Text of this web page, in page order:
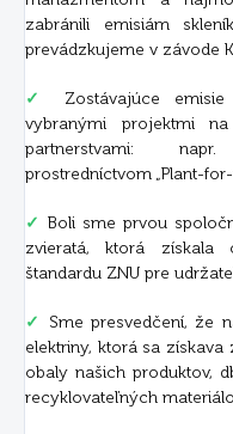
zabránili emisiám
prevádzkujeme v závode
✓ Zostávajúce
vybranými projektmi
partnerstvami:
prostredníctvom „Plant-for-
✓ Boli sme prvou
zvieratá, ktorá získala
štandardu ZNU pre
✓
Sme presvedčení, že
elektriny, ktorá sa
obaly našich produktov,
recyklovateľných